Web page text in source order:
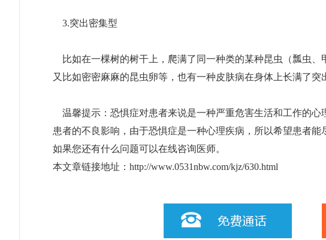
3.突出密集型
比如在一棵树的树干上，爬满了同一种类的某种昆虫（瓢虫、
又比如密密麻麻的昆虫卵等，也有一种皮肤病在身体上长满了突
温馨提示：恐惧症对患者来说是一种严重危害生活和工作的
患者的不良影响，由于恐惧症是一种心理疾病，所以希望患者
如果您还有什么问题可以在线咨询医师。
本文章链接地址： http://www.0531nbw.com/kjz/630.html